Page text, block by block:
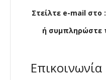
Στείλτε e-mail στο
ή συμπληρώστε
Επικοινωνία